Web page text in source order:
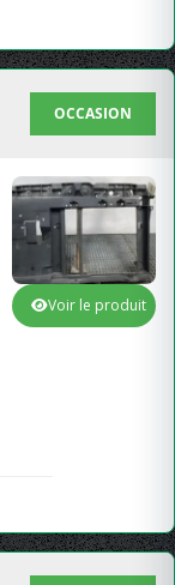
OCCASION
Voir le produit